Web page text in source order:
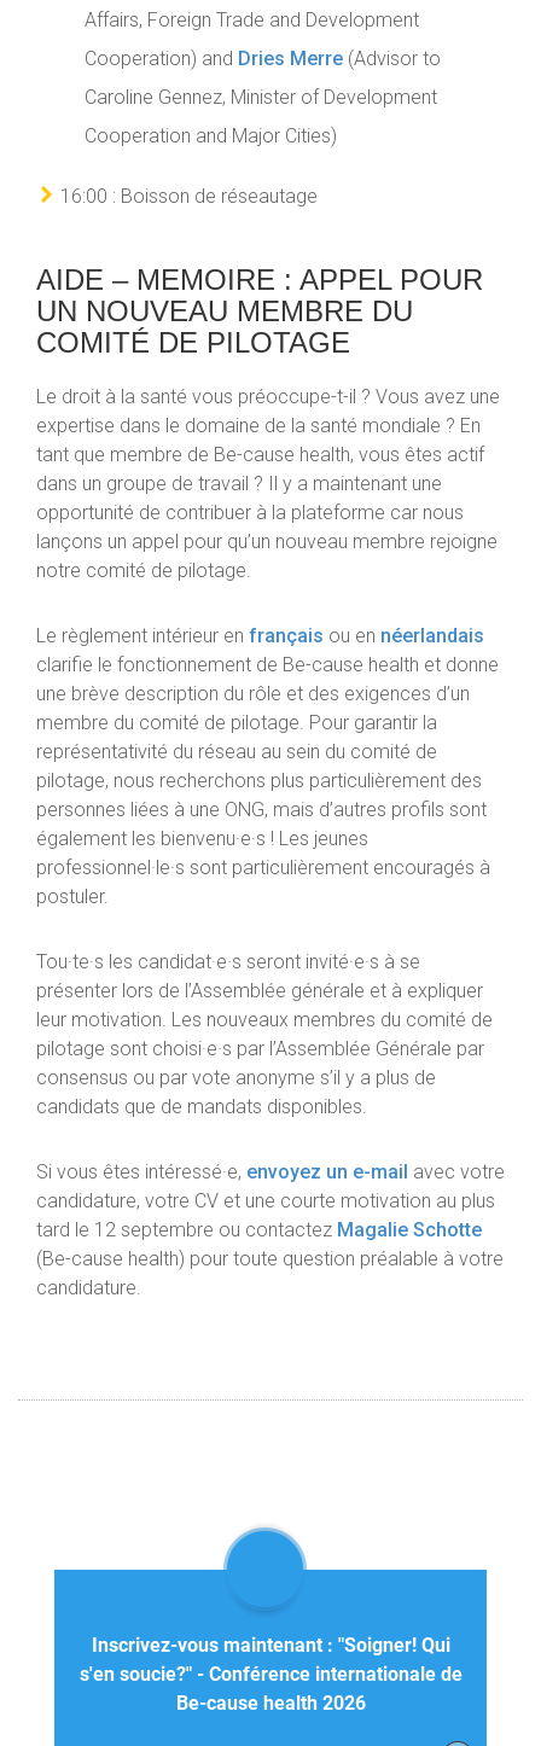
Affairs, Foreign Trade and Development
Cooperation) and Dries Merre (Advisor to
Caroline Gennez, Minister of Development
Cooperation and Major Cities)
16:00 : Boisson de réseautage
AIDE – MEMOIRE : APPEL POUR
UN NOUVEAU MEMBRE DU
COMITÉ DE PILOTAGE
Le droit à la santé vous préoccupe-t-il ? Vous avez une
expertise dans le domaine de la santé mondiale ? En
tant que membre de Be-cause health, vous êtes actif
dans un groupe de travail ? Il y a maintenant une
opportunité de contribuer à la plateforme car nous
lançons un appel pour qu’un nouveau membre rejoigne
notre comité de pilotage.
Le règlement intérieur en français ou en néerlandais
clarifie le fonctionnement de Be-cause health et donne
une brève description du rôle et des exigences d’un
membre du comité de pilotage. Pour garantir la
représentativité du réseau au sein du comité de
pilotage, nous recherchons plus particulièrement des
personnes liées à une ONG, mais d’autres profils sont
également les bienvenu·e·s ! Les jeunes
professionnel·le·s sont particulièrement encouragés à
postuler.
Tou·te·s les candidat·e·s seront invité·e·s à se
présenter lors de l’Assemblée générale et à expliquer
leur motivation. Les nouveaux membres du comité de
pilotage sont choisi·e·s par l’Assemblée Générale par
consensus ou par vote anonyme s’il y a plus de
candidats que de mandats disponibles.
Si vous êtes intéressé·e, envoyez un e-mail avec votre
candidature, votre CV et une courte motivation au plus
tard le 12 septembre ou contactez Magalie Schotte
(Be-cause health) pour toute question préalable à votre
candidature.
Inscrivez-vous maintenant : "Soigner! Qui
s'en soucie?" - Conférence internationale de
Be-cause health 2026